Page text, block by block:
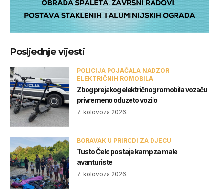
Posljednje vijesti
POLICIJA POJAČALA NADZOR
ELEKTRIČNIH ROMOBILA
Zbog prejakog električnog romobila vozaču
privremeno oduzeto vozilo
7. kolovoza 2026.
BORAVAK U PRIRODI ZA DJECU
Tusto Čelo postaje kamp za male
avanturiste
7. kolovoza 2026.